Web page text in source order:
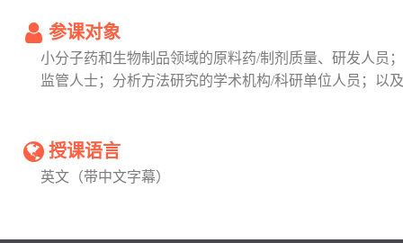
参课对象
小分子药和生物制品领域的原料药/制剂质量、研发人员
监管人士；分析方法研究的学术机构/科研单位人员；以
授课语言
英文（带中文字幕）